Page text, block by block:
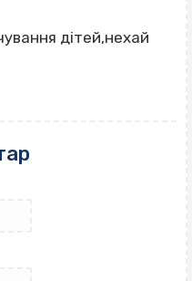
дітей,нехай